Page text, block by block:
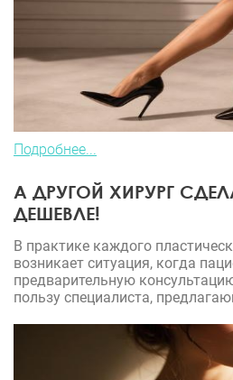
Подробнее...
А ДРУГОЙ ХИРУРГ
ДЕШЕВЛЕ!
В практике каждого
возникает ситуация, когда
предварительную
пользу специалиста,